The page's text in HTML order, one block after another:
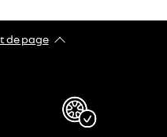
de page​